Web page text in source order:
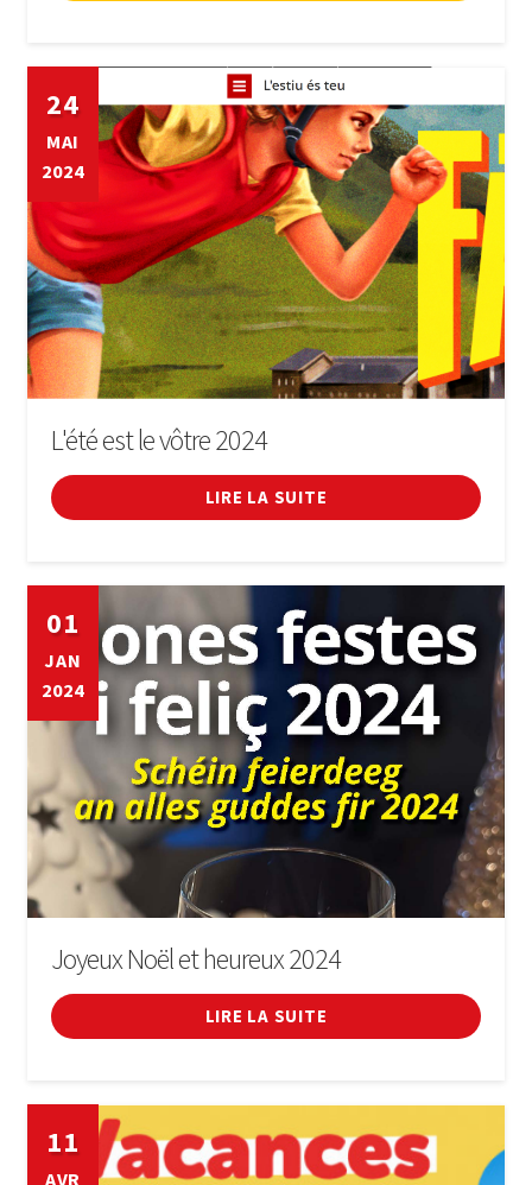
24
MAI
2024
L'été est le vôtre 2024
LIRE LA SUITE
01
JAN
2024
Joyeux Noël et heureux 2024
LIRE LA SUITE
11
AVR